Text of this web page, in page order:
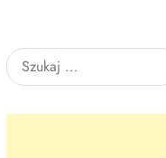
Szukaj: